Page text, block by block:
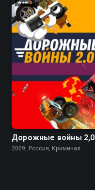
Дорожные войны 2,0
2009, Россия, Криминал